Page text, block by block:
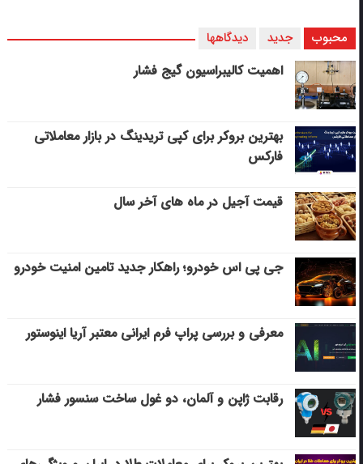
محبوب جدید دیدگاهها
اهمیت کالیبراسیون گیج فشار
بهترین بروکر برای کپی‌ تریدینگ در بازار معاملاتی
فارکس
قیمت آجیل در ماه های آخر سال
جی پی اس خودرو؛ راهکار جدید تامین امنیت خودرو
معرفی و بررسی پراپ فرم ایرانی معتبر آریا اینوستور
رقابت ژاپن و آلمان، دو غول ساخت سنسور فشار